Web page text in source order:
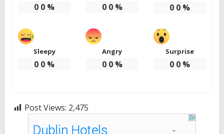
0 0 % 0 0% 0 0%
Sleepy
0 0 %
Angry
0 0%
Surprise
0 0%
Post Views: 2,475